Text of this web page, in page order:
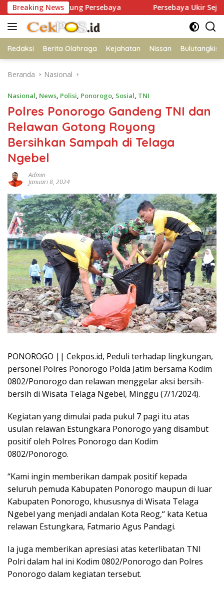
Langsung
ke
konten
Breaking News
Dukung Persebaya Persebaya Ukir Sejarah, Juara
Redaksi Berita Olahraga Kejahatan Nissan Bulutangkis
Beranda Nasional
Nasional, News, Polisi, Ponorogo, Sosial, TNI
Polres Ponorogo Gandeng TNI dan
Relawan Gotong Royong
Bersihkan Sampah di Telaga
Ngebel
Admin
Januari 8, 2024
PONOROGO || Cekpos.id, Peduli terhadap lingkungan,
personel Polres Ponorogo Polda Jatim bersama Kodim
0802/Ponorogo dan relawan menggelar aksi bersih-
bersih di Wisata Telaga Ngebel, Minggu (7/1/2024).
Kegiatan yang dimulai pada pukul 7 pagi itu atas
usulan relawan Estungkara Ponorogo yang disambut
positif oleh Polres Ponorogo dan Kodim
0802/Ponorogo.
“Kami ingin memberikan dampak positif kepada
seluruh pemuda Kabupaten Ponorogo maupun di luar
Kabupaten Ponorogo, khususnya di Wisata Telaga
Ngebel yang menjadi andalan Kota Reog,“ kata Ketua
relawan Estungkara, Fatmario Agus Pandagi.
Ia juga memberikan apresiasi atas keterlibatan TNI
Polri dalam hal ini Kodim 0802/Ponorogo dan Polres
Ponorogo dalam kegiatan tersebut.